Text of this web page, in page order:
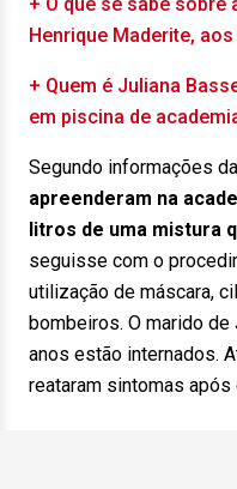
Henrique Maderite,
+ Quem é Juliana
em piscina de
Segundo informações
apreenderam na
litros de uma mistura
seguisse com o
utilização de máscara,
bombeiros. O marido
anos estão internados.
reataram sintomas após